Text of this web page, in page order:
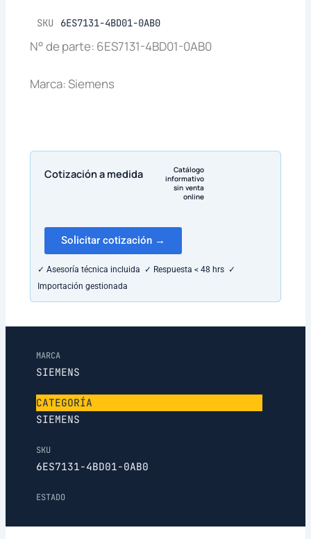
SKU 6ES7131-4BD01-0AB0
N° de parte: 6ES7131-4BD01-0AB0
Marca: Siemens
Cotización a medida
Catálogo
informativo
sin venta
online
Solicitar cotización →
✓ Asesoría técnica incluida ✓ Respuesta < 48 hrs ✓
Importación gestionada
MARCA
SIEMENS
CATEGORÍA
SIEMENS
SKU
6ES7131-4BD01-0AB0
ESTADO